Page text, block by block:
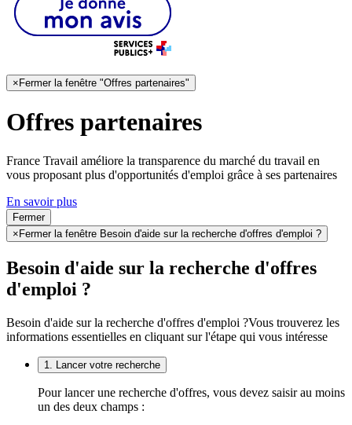
× Fermer la fenêtre "Offres partenaires"
Offres partenaires
France Travail améliore la transparence du marché du travail en
vous proposant plus d'opportunités d'emploi grâce à ses partenaires
En savoir plus
Fermer
× Fermer la fenêtre Besoin d'aide sur la recherche d'offres d'emploi ?
Besoin d'aide sur la recherche d'offres
d'emploi ?
Besoin d'aide sur la recherche d'offres d'emploi ?Vous trouverez les
informations essentielles en cliquant sur l'étape qui vous intéresse
1. Lancer votre recherche
Pour lancer une recherche d'offres, vous devez saisir au moins
un des deux champs :